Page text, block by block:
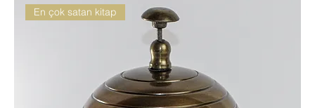
En çok satan kitap